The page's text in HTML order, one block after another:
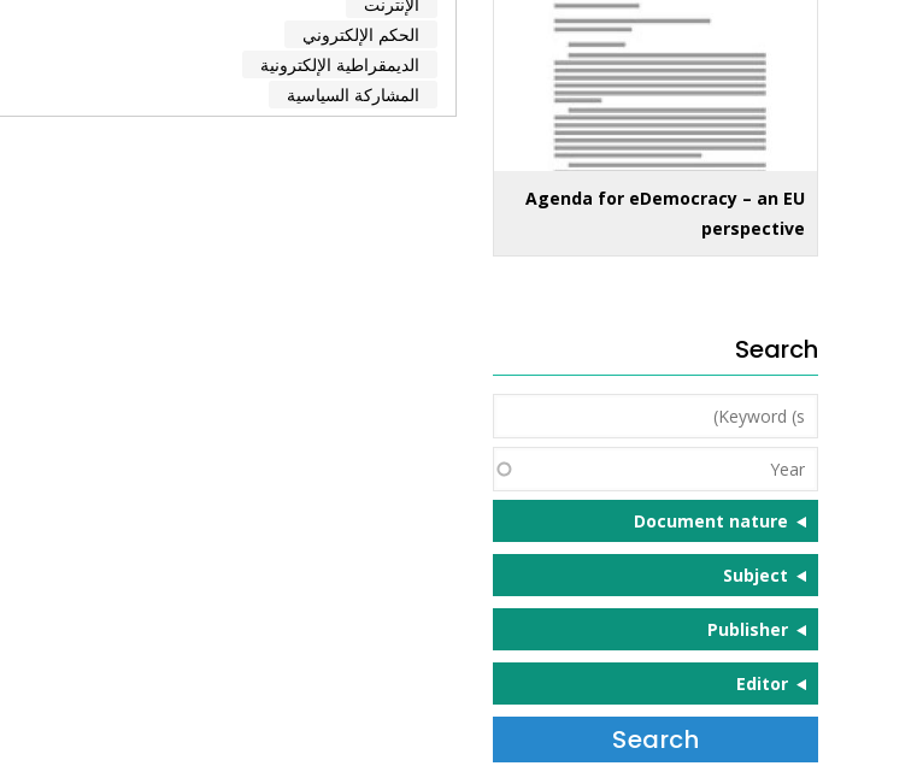
الحكم الإلكتروني
الديمقراطية الإلكترونية
المشاركة السياسية
Agenda for eDemocracy – an EU
perspective
Search
Keyword
(s)
Year
Document nature
Subject
Publisher
Editor